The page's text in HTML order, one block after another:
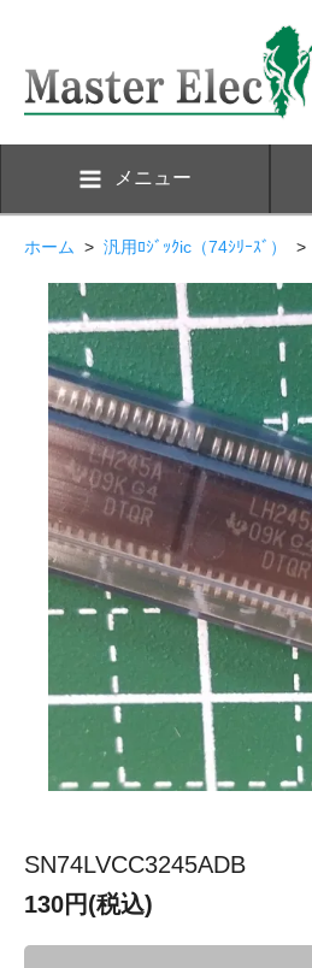
メニュー
ホーム > 汎用ﾛｼﾞｯｸic（74ｼﾘｰｽﾞ） >
SN74LVCC3245ADB
130円(税込)